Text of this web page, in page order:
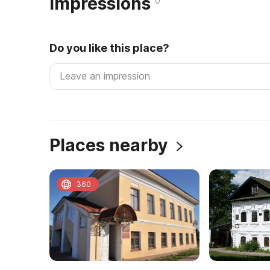
Do you like this place?
Places nearby
360